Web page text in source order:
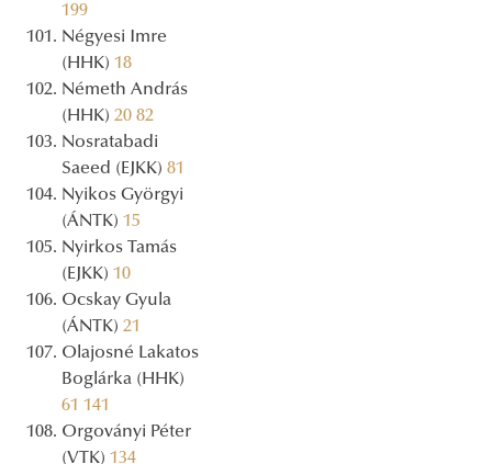
199
Négyesi Imre
(HHK) 18
Németh András
(HHK) 20 82
Nosratabadi
Saeed (EJKK) 81
Nyikos Györgyi
(ÁNTK) 15
Nyirkos Tamás
(EJKK) 10
Ocskay Gyula
(ÁNTK) 21
Olajosné Lakatos
Boglárka (HHK)
61 141
Orgoványi Péter
(VTK) 134